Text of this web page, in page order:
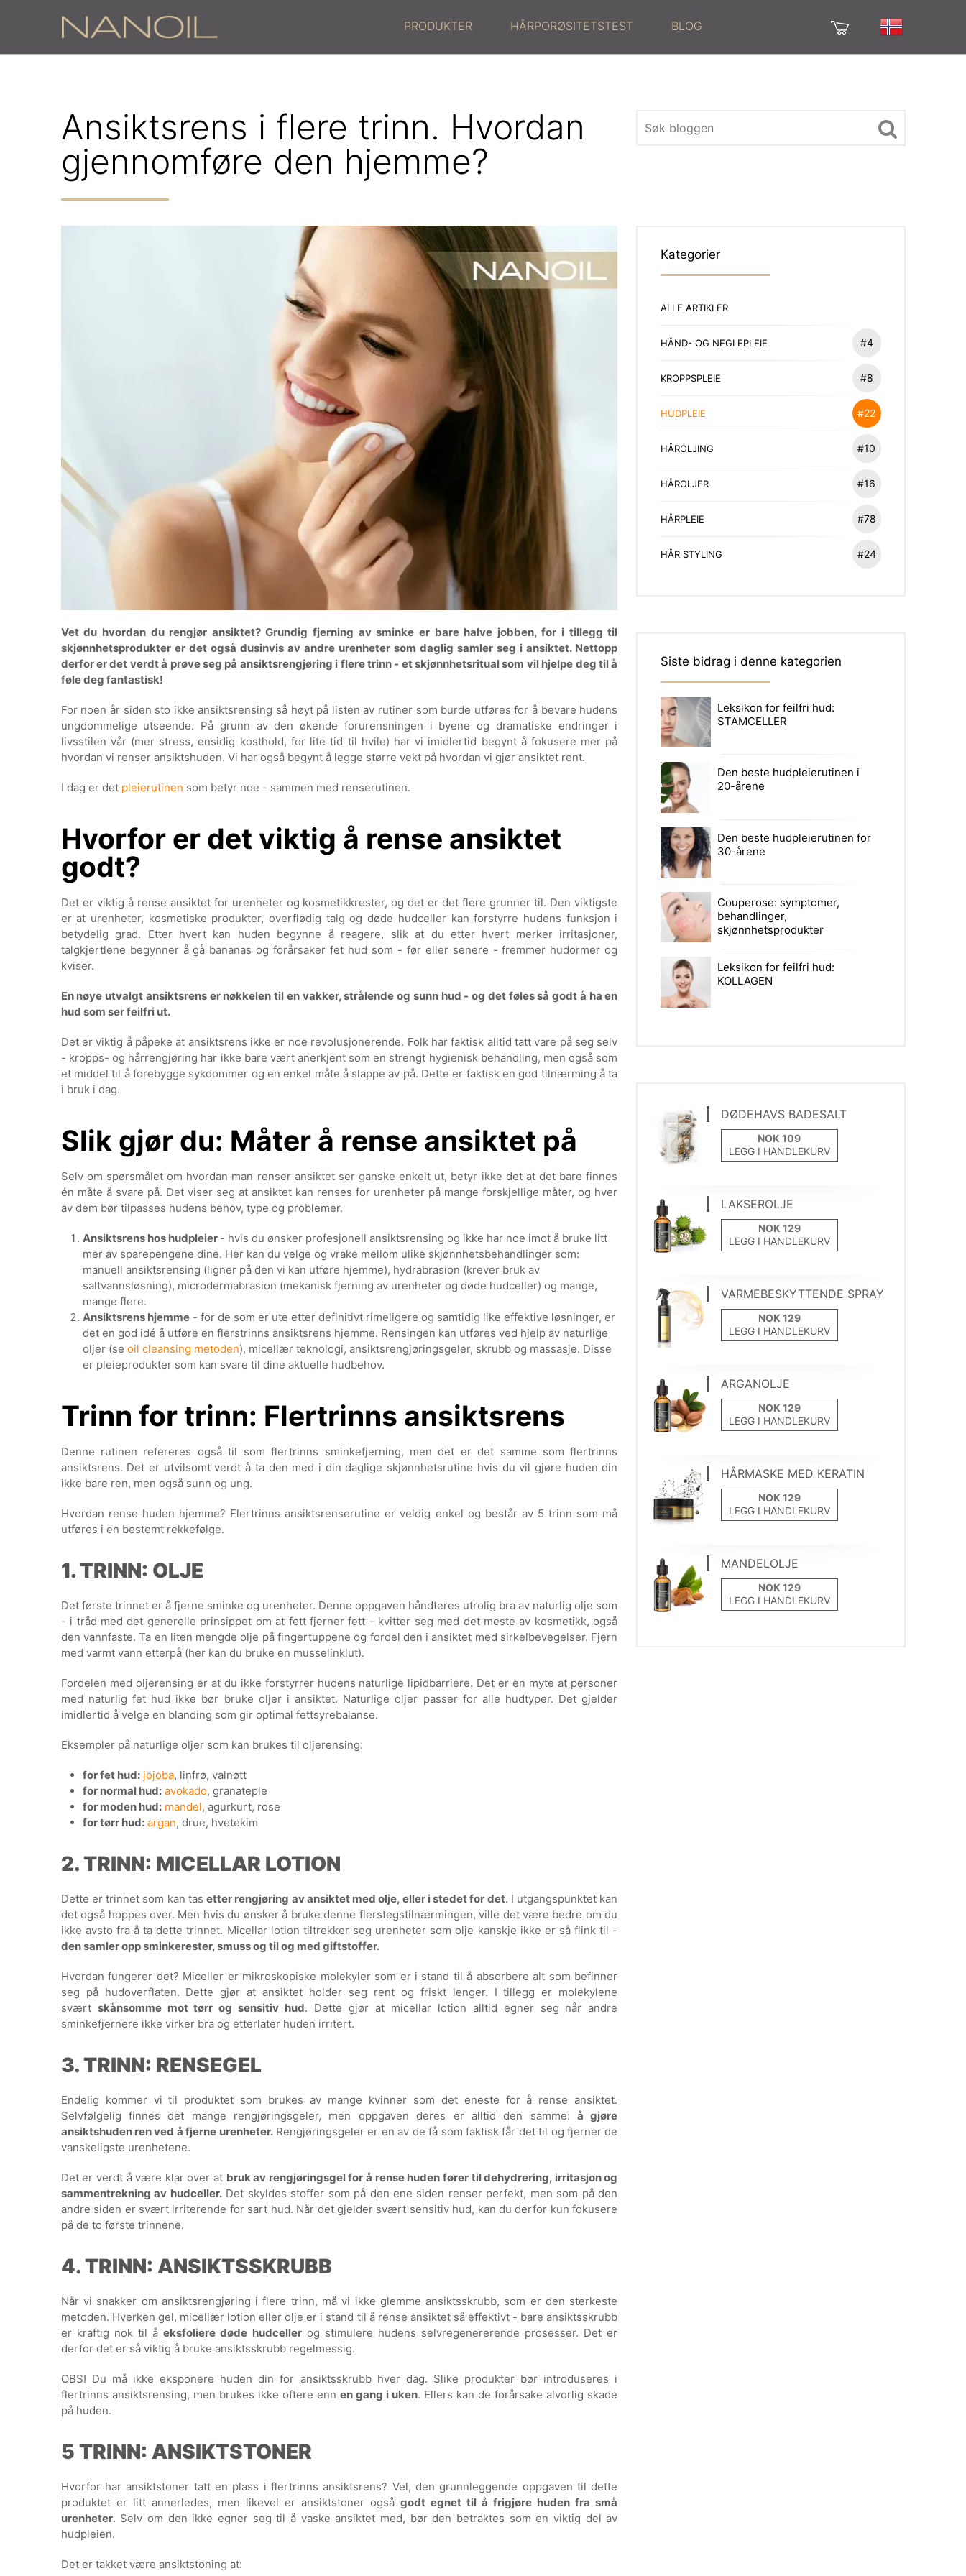
PRODUKTER HÅRPORØSITETSTEST BLOG
Ansiktsrens i flere trinn. Hvordan
gjennomføre den hjemme?
Vet du hvordan du rengjør ansiktet? Grundig fjerning av sminke er bare halve jobben, for i tillegg til
skjønnhetsprodukter er det også dusinvis av andre urenheter som daglig samler seg i ansiktet. Nettopp
derfor er det verdt å prøve seg på ansiktsrengjøring i flere trinn - et skjønnhetsritual som vil hjelpe deg til å
føle deg fantastisk!
For noen år siden sto ikke ansiktsrensing så høyt på listen av rutiner som burde utføres for å bevare hudens
ungdommelige utseende. På grunn av den økende forurensningen i byene og dramatiske endringer i
livsstilen vår (mer stress, ensidig kosthold, for lite tid til hvile) har vi imidlertid begynt å fokusere mer på
hvordan vi renser ansiktshuden. Vi har også begynt å legge større vekt på hvordan vi gjør ansiktet rent.
I dag er det pleierutinen som betyr noe - sammen med renserutinen.
Hvorfor er det viktig å rense ansiktet
godt?
Det er viktig å rense ansiktet for urenheter og kosmetikkrester, og det er det flere grunner til. Den viktigste
er at urenheter, kosmetiske produkter, overflødig talg og døde hudceller kan forstyrre hudens funksjon i
betydelig grad. Etter hvert kan huden begynne å reagere, slik at du etter hvert merker irritasjoner,
talgkjertlene begynner å gå bananas og forårsaker fet hud som - før eller senere - fremmer hudormer og
kviser.
En nøye utvalgt ansiktsrens er nøkkelen til en vakker, strålende og sunn hud - og det føles så godt å ha en
hud som ser feilfri ut.
Det er viktig å påpeke at ansiktsrens ikke er noe revolusjonerende. Folk har faktisk alltid tatt vare på seg selv
- kropps- og hårrengjøring har ikke bare vært anerkjent som en strengt hygienisk behandling, men også som
et middel til å forebygge sykdommer og en enkel måte å slappe av på. Dette er faktisk en god tilnærming å ta
i bruk i dag.
Slik gjør du: Måter å rense ansiktet på
Selv om spørsmålet om hvordan man renser ansiktet ser ganske enkelt ut, betyr ikke det at det bare finnes
én måte å svare på. Det viser seg at ansiktet kan renses for urenheter på mange forskjellige måter, og hver
av dem bør tilpasses hudens behov, type og problemer.
Ansiktsrens hos hudpleier - hvis du ønsker profesjonell ansiktsrensing og ikke har noe imot å bruke litt
mer av sparepengene dine. Her kan du velge og vrake mellom ulike skjønnhetsbehandlinger som:
manuell ansiktsrensing (ligner på den vi kan utføre hjemme), hydrabrasion (krever bruk av
saltvannsløsning), microdermabrasion (mekanisk fjerning av urenheter og døde hudceller) og mange,
mange flere.
Ansiktsrens hjemme- for de som er ute etter definitivt rimeligere og samtidig like effektive løsninger, er
det en god idé å utføre en flerstrinns ansiktsrens hjemme. Rensingen kan utføres ved hjelp av naturlige
oljer (se oil cleansing metoden), micellær teknologi, ansiktsrengjøringsgeler, skrubb og massasje. Disse
er pleieprodukter som kan svare til dine aktuelle hudbehov.
Trinn for trinn: Flertrinns ansiktsrens
Denne rutinen refereres også til som flertrinns sminkefjerning, men det er det samme som flertrinns
ansiktsrens. Det er utvilsomt verdt å ta den med i din daglige skjønnhetsrutine hvis du vil gjøre huden din
ikke bare ren, men også sunn og ung.
Hvordan rense huden hjemme? Flertrinns ansiktsrenserutine er veldig enkel og består av 5 trinn som må
utføres i en bestemt rekkefølge.
1. TRINN: OLJE
Det første trinnet er å fjerne sminke og urenheter. Denne oppgaven håndteres utrolig bra av naturlig olje som
- i tråd med det generelle prinsippet om at fett fjerner fett - kvitter seg med det meste av kosmetikk, også
den vannfaste. Ta en liten mengde olje på fingertuppene og fordel den i ansiktet med sirkelbevegelser. Fjern
med varmt vann etterpå (her kan du bruke en musselinklut).
Fordelen med oljerensing er at du ikke forstyrrer hudens naturlige lipidbarriere. Det er en myte at personer
med naturlig fet hud ikke bør bruke oljer i ansiktet. Naturlige oljer passer for alle hudtyper. Det gjelder
imidlertid å velge en blanding som gir optimal fettsyrebalanse.
Eksempler på naturlige oljer som kan brukes til oljerensing:
for fet hud: jojoba, linfrø, valnøtt
for normal hud: avokado, granateple
for moden hud: mandel, agurkurt, rose
for tørr hud: argan, drue, hvetekim
2. TRINN: MICELLAR LOTION
Dette er trinnet som kan tasetter rengjøring av ansiktet med olje, eller i stedet for det. I utgangspunktet kan
det også hoppes over. Men hvis du ønsker å bruke denne flerstegstilnærmingen, ville det være bedre om du
ikke avsto fra å ta dette trinnet. Micellar lotion tiltrekker seg urenheter som olje kanskje ikke er så flink til -
den samler opp sminkerester, smuss og til og med giftstoffer.
Hvordan fungerer det? Miceller er mikroskopiske molekyler som er i stand til å absorbere alt som befinner
seg på hudoverflaten. Dette gjør at ansiktet holder seg rent og friskt lenger. I tillegg er molekylene
svært skånsomme mot tørr og sensitiv hud. Dette gjør at micellar lotion alltid egner seg når andre
sminkefjernere ikke virker bra og etterlater huden irritert.
3. TRINN: RENSEGEL
Endelig kommer vi til produktet som brukes av mange kvinner som det eneste for å rense ansiktet.
Selvfølgelig finnes det mange rengjøringsgeler, men oppgaven deres er alltid den samme: å gjøre
ansiktshuden ren ved å fjerne urenheter.Rengjøringsgeler er en av de få som faktisk får det til og fjerner de
vanskeligste urenhetene.
Det er verdt å være klar over at bruk av rengjøringsgel for å rense huden fører til dehydrering, irritasjon og
sammentrekning av hudceller.Det skyldes stoffer som på den ene siden renser perfekt, men som på den
andre siden er svært irriterende for sart hud. Når det gjelder svært sensitiv hud, kan du derfor kun fokusere
på de to første trinnene.
4. TRINN: ANSIKTSSKRUBB
Når vi snakker om ansiktsrengjøring i flere trinn, må vi ikke glemme ansiktsskrubb, som er den sterkeste
metoden. Hverken gel, micellær lotion eller olje er i stand til å rense ansiktet så effektivt - bare ansiktsskrubb
er kraftig nok til åeksfoliere døde hudcellerog stimulere hudens selvregenererende prosesser. Det er
derfor det er så viktig å bruke ansiktsskrubb regelmessig.
OBS! Du må ikke eksponere huden din for ansiktsskrubb hver dag. Slike produkter bør introduseres i
flertrinns ansiktsrensing, men brukes ikke oftere enn en gang i uken. Ellers kan de forårsake alvorlig skade
på huden.
5 TRINN: ANSIKTSTONER
Hvorfor har ansiktstoner tatt en plass i flertrinns ansiktsrens? Vel, den grunnleggende oppgaven til dette
produktet er litt annerledes, men likevel er ansiktstoner ogsågodt egnet til å frigjøre huden fra små
urenheter. Selv om den ikke egner seg til å vaske ansiktet med, bør den betraktes som en viktig del av
hudpleien.
Det er takket være ansiktstoning at:
Kategorier
ALLE ARTIKLER
HÅND- OG NEGLEPLEIE #4
KROPPSPLEIE #8
HUDPLEIE #22
HÅROLJING #10
HÅROLJER #16
HÅRPLEIE #78
HÅR STYLING #24
Siste bidrag i denne kategorien
Leksikon for feilfri hud:
STAMCELLER
Den beste hudpleierutinen i
20-årene
Den beste hudpleierutinen for
30-årene
Couperose: symptomer,
behandlinger,
skjønnhetsprodukter
Leksikon for feilfri hud:
KOLLAGEN
DØDEHAVS BADESALT
LEGG I HANDLEKURV
LAKSEROLJE
LEGG I HANDLEKURV
VARMEBESKYTTENDE SPRAY
LEGG I HANDLEKURV
ARGANOLJE
LEGG I HANDLEKURV
HÅRMASKE MED KERATIN
LEGG I HANDLEKURV
MANDELOLJE
LEGG I HANDLEKURV